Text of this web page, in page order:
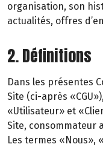
organisation, son
actualités, offres
2. Définitions
Dans les présentes
Site (ci-après
«Utilisateur» et
Site, consommateur
Les termes «Nous»,